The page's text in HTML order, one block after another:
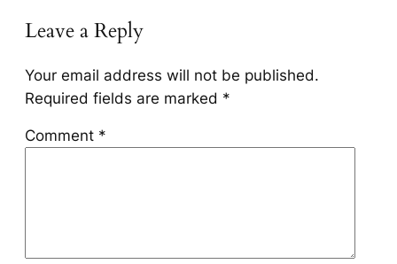
Leave a Reply
Your email address will not be published.
Required fields are marked *
Comment *